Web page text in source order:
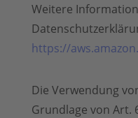
Weitere
https://
Die Verwendung
Grundlage von Art.